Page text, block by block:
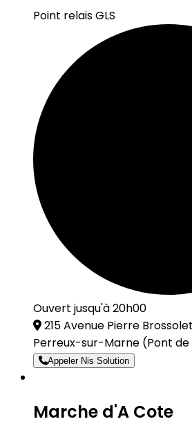
Point relais GLS
Ouvert jusqu'à 20h00
215 Avenue Pierre
Perreux-sur-Marne (Pont
Appeler Nis Solution
Marche d'A Cote